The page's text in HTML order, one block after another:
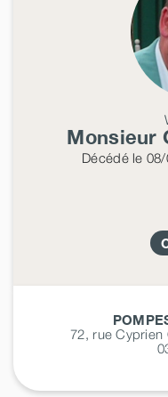
Monsieur
Décédéle 08/
72, rue Cyprien